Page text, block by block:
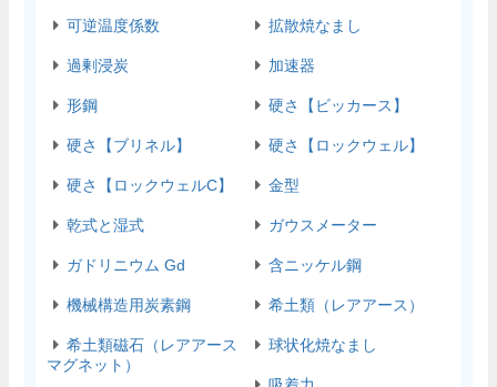
可逆温度係数 拡散焼なまし
過剰浸炭 加速器
形鋼 硬さ【ビッカース】
硬さ【ブリネル】 硬さ【ロックウェル】
硬さ【ロックウェルC】 金型
乾式と湿式 ガウスメーター
ガドリニウム Gd 含ニッケル鋼
機械構造用炭素鋼 希土類（レアアース）
希土類磁石（レアアース
マグネット）
球状化焼なまし